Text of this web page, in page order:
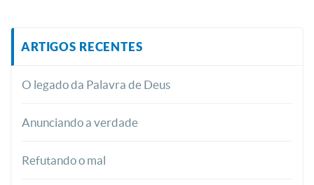
ARTIGOS RECENTES
O legado da Palavra de Deus
Anunciando a verdade
Refutando o mal